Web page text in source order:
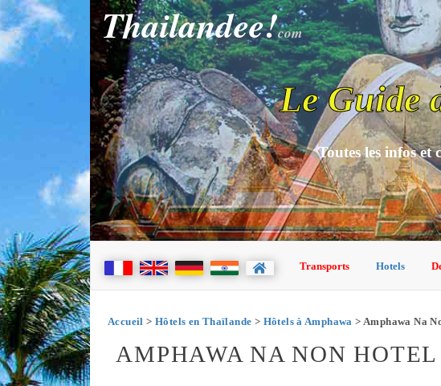
Thailandee!com
Le Guide
Toutes les infos
Transports Hotels
Accueil > Hôtels en Thaïlande > Hôtels à Amphawa > Amphawa Na
AMPHAWA NA NON